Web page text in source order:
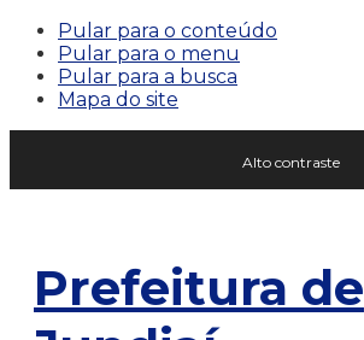
Pular para o conteúdo
Pular para o menu
Pular para a busca
Mapa do site
Alto contraste
Prefeitura de